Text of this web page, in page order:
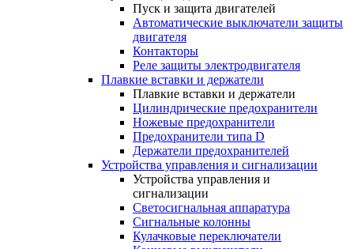
Пуск и защита двигателей
Автоматические выключатели защиты
двигателя
Контакторы
Реле защиты электродвигателя
Плавкие вставки и держатели
Плавкие вставки и держатели
Цилиндрические предохранители
Ножевые предохранители
Предохранители типа D
Держатели предохранителей
Устройства управления и сигнализации
Устройства управления и
сигнализации
Светосигнальная аппаратура
Сигнальные колонны
Кулачковые переключатели